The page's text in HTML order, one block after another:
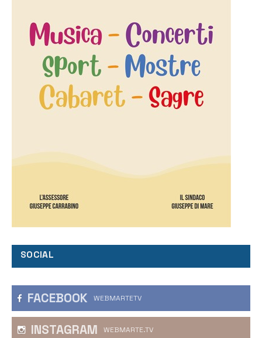
SOCIAL
FACEBOOK WEBMARTETV
INSTAGRAM WEBMARTE.TV